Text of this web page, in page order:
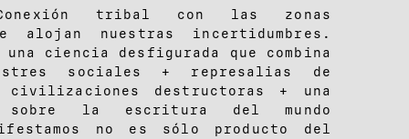
tribal con las zonas
alojan nuestras incertidumbres.
ciencia desfigurada que combina
sociales + represalias de
destructoras + una
sobre la escritura del mundo
no es sólo producto del